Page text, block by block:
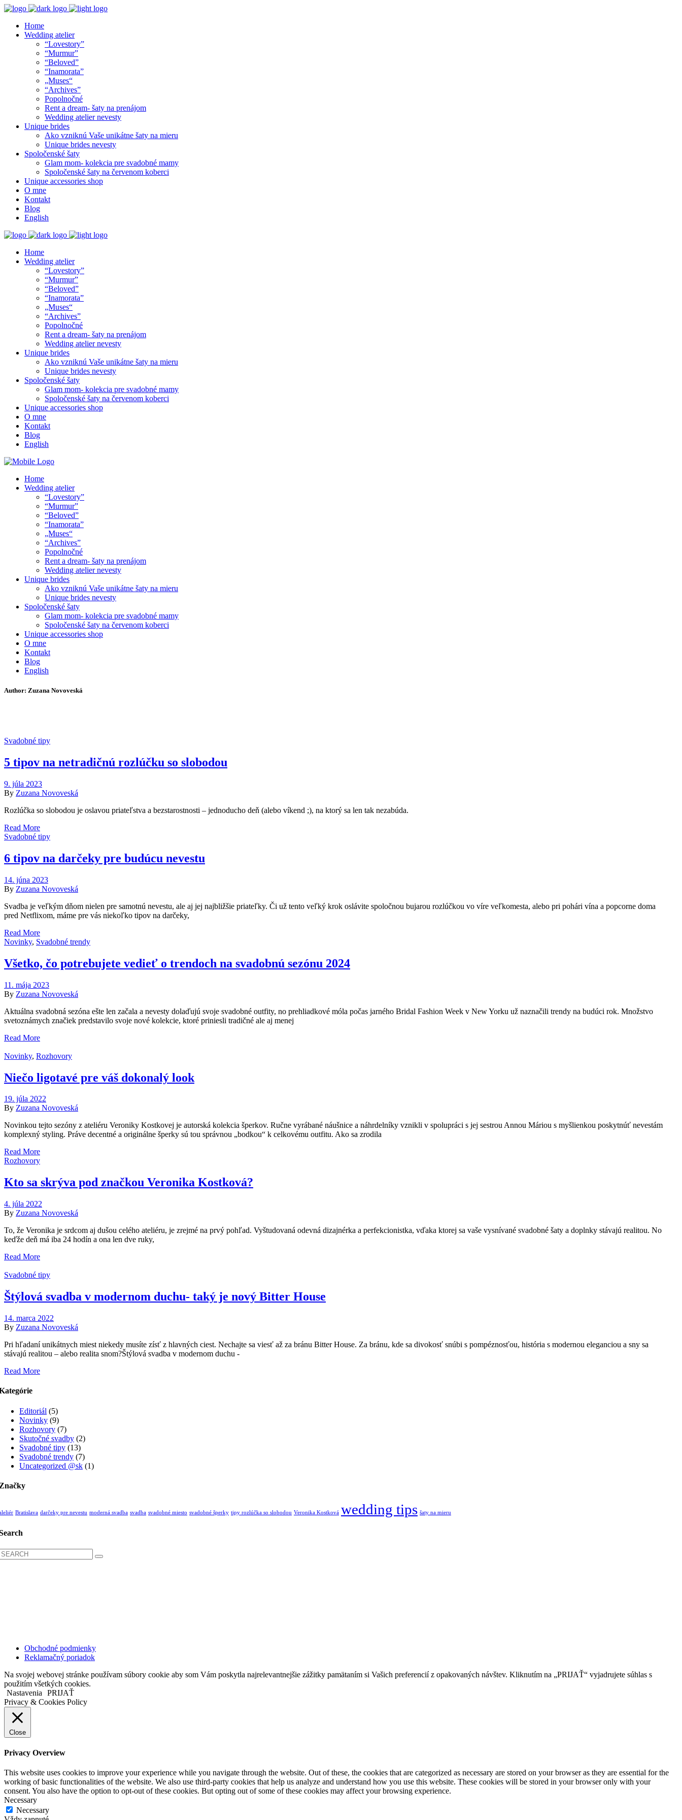
Home
Wedding atelier
“Lovestory”
“Murmur”
“Beloved”
“Inamorata”
„Muses“
“Archives”
Popolnočné
Rent a dream- šaty na prenájom
Wedding atelier nevesty
Unique brides
Ako vzniknú Vaše unikátne šaty na mieru
Unique brides nevesty
Spoločenské šaty
Glam mom- kolekcia pre svadobné mamy
Spoločenské šaty na červenom koberci
Unique accessories shop
O mne
Kontakt
Blog
English
Home
Wedding atelier
“Lovestory”
“Murmur”
“Beloved”
“Inamorata”
„Muses“
“Archives”
Popolnočné
Rent a dream- šaty na prenájom
Wedding atelier nevesty
Unique brides
Ako vzniknú Vaše unikátne šaty na mieru
Unique brides nevesty
Spoločenské šaty
Glam mom- kolekcia pre svadobné mamy
Spoločenské šaty na červenom koberci
Unique accessories shop
O mne
Kontakt
Blog
English
Home
Wedding atelier
“Lovestory”
“Murmur”
“Beloved”
“Inamorata”
„Muses“
“Archives”
Popolnočné
Rent a dream- šaty na prenájom
Wedding atelier nevesty
Unique brides
Ako vzniknú Vaše unikátne šaty na mieru
Unique brides nevesty
Spoločenské šaty
Glam mom- kolekcia pre svadobné mamy
Spoločenské šaty na červenom koberci
Unique accessories shop
O mne
Kontakt
Blog
English
Author: Zuzana Novoveská
Svadobné tipy
5 tipov na netradičnú rozlúčku so slobodou
9. júla 2023
By Zuzana Novoveská
Rozlúčka so slobodou je oslavou priateľstva a bezstarostnosti – jednoducho deň (alebo víkend ;), na ktorý sa len tak nezabúda.
Read More
Svadobné tipy
6 tipov na darčeky pre budúcu nevestu
14. júna 2023
By Zuzana Novoveská
Svadba je veľkým dňom nielen pre samotnú nevestu, ale aj jej najbližšie priateľky. Či už tento veľký krok oslávite spoločnou bujarou rozlúčkou vo víre veľkomesta, alebo pri pohári vína a popcorne doma
pred Netflixom, máme pre vás niekoľko tipov na darčeky,
Read More
Novinky, Svadobné trendy
Všetko, čo potrebujete vedieť o trendoch na svadobnú sezónu 2024
11. mája 2023
By Zuzana Novoveská
Aktuálna svadobná sezóna ešte len začala a nevesty dolaďujú svoje svadobné outfity, no prehliadkové móla počas jarného Bridal Fashion Week v New Yorku už naznačili trendy na budúci rok. Množstvo
svetoznámych značiek predstavilo svoje nové kolekcie, ktoré priniesli tradičné ale aj menej
Read More
Novinky, Rozhovory
Niečo ligotavé pre váš dokonalý look
19. júla 2022
By Zuzana Novoveská
Novinkou tejto sezóny z ateliéru Veroniky Kostkovej je autorská kolekcia šperkov. Ručne vyrábané náušnice a náhrdelníky vznikli v spolupráci s jej sestrou Annou Máriou s myšlienkou poskytnúť nevestám
komplexný styling. Práve decentné a originálne šperky sú tou správnou „bodkou“ k celkovému outfitu. Ako sa zrodila
Read More
Rozhovory
Kto sa skrýva pod značkou Veronika Kostková?
4. júla 2022
By Zuzana Novoveská
To, že Veronika je srdcom aj dušou celého ateliéru, je zrejmé na prvý pohľad. Vyštudovaná odevná dizajnérka a perfekcionistka, vďaka ktorej sa vaše vysnívané svadobné šaty a doplnky stávajú realitou. No
keďže deň má iba 24 hodín a ona len dve ruky,
Read More
Svadobné tipy
Štýlová svadba v modernom duchu- taký je nový Bitter House
14. marca 2022
By Zuzana Novoveská
Pri hľadaní unikátnych miest niekedy musíte zísť z hlavných ciest. Nechajte sa viesť až za bránu Bitter House. Za bránu, kde sa divokosť snúbi s pompéznosťou, história s modernou eleganciou a sny sa
stávajú realitou – alebo realita snom?Štýlová svadba v modernom duchu -
Read More
Editoriál (5)
Novinky (9)
Rozhovory (7)
Skutočné svadby (2)
Svadobné tipy (13)
Svadobné trendy (7)
Uncategorized @sk (1)
Bratislava darčeky pre nevestu moderná svadba svadba svadobné miesto svadobné šperky tipy rozlúčka so slobodou Veronika Kostková wedding tips šaty na mieru
Obchodné podmienky
Reklamačný poriadok
Na svojej webovej stránke používam súbory cookie aby som Vám poskytla najrelevantnejšie zážitky pamätaním si Vašich preferencií z opakovaných návštev. Kliknutím na „PRIJAŤ“ vyjadrujete súhlas s
použitím všetkých cookies.
Nastavenia
PRIJAŤ
Privacy & Cookies Policy
Close
Privacy Overview
This website uses cookies to improve your experience while you navigate through the website. Out of these, the cookies that are categorized as necessary are stored on your browser as they are essential for the
working of basic functionalities of the website. We also use third-party cookies that help us analyze and understand how you use this website. These cookies will be stored in your browser only with your
consent. You also have the option to opt-out of these cookies. But opting out of some of these cookies may affect your browsing experience.
Necessary
Necessary